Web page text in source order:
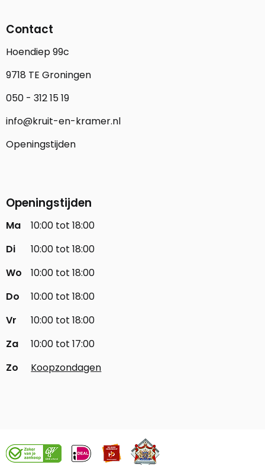
Contact
Hoendiep 99c
9718 TE Groningen
050 - 312 15 19
info@kruit-en-kramer.nl
Openingstijden
Openingstijden
Ma
10:00 tot 18:00
Di
10:00 tot 18:00
Wo
10:00 tot 18:00
Do
10:00 tot 18:00
Vr
10:00 tot 18:00
Za
10:00 tot 17:00
Zo
Koopzondagen